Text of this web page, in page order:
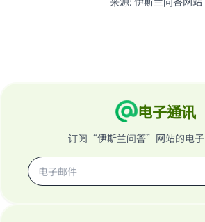
电子通讯
订阅“伊斯兰问答”网站的电
do it."